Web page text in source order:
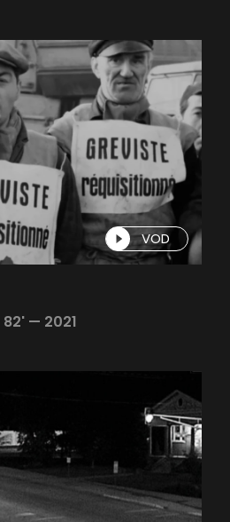
VOD
82' — 2021